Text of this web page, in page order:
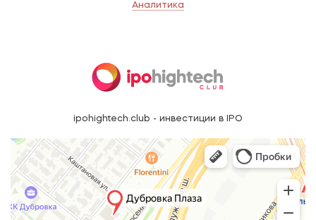
ipohightech.club - инвестиции в IPO
Аналитика